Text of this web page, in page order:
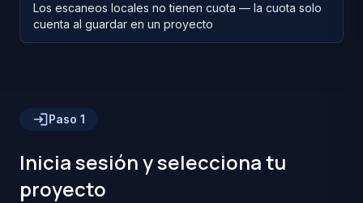
Los escaneos locales no tienen cuota — la cuota solo
cuenta al guardar en un proyecto
Paso 1
Inicia sesión y selecciona tu
proyecto